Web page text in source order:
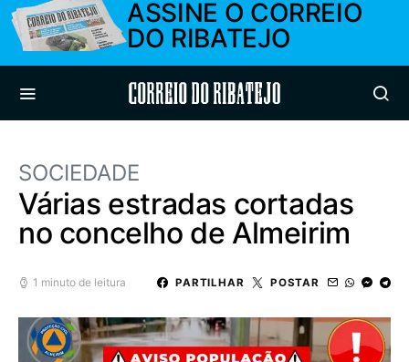
ASSINE O CORREIO
DO RIBATEJO
Correio do Ribatejo
SOCIEDADE
Várias estradas cortadas
no concelho de Almeirim
1 minuto de leitura PARTILHAR POSTAR